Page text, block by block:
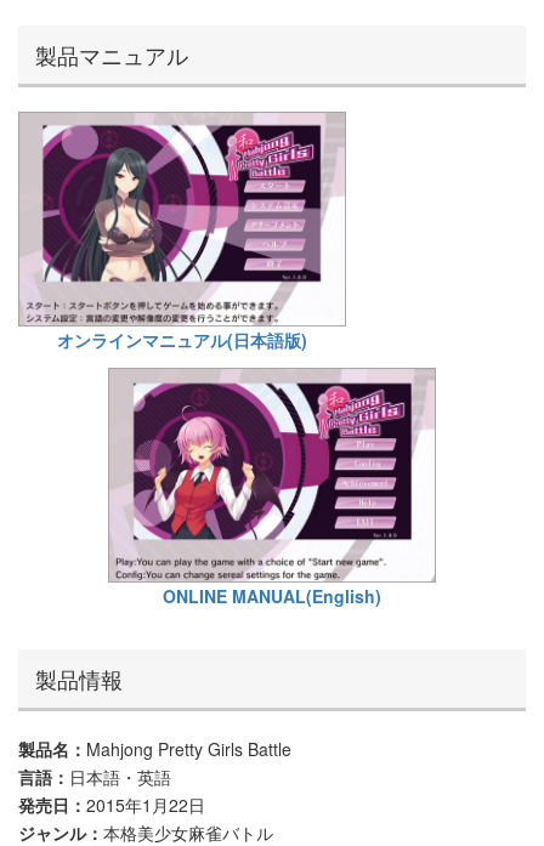
製品マニュアル
オンラインマニュアル(日本語版)
ONLINE MANUAL(English)
製品情報
製品名： Mahjong Pretty Girls Battle
言語： 日本語・英語
発売日： 2015年1月22日
ジャンル： 本格美少女麻雀バトル